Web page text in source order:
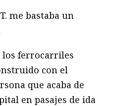
me bastaba un
ferrocarriles
con el
que acaba de
en pasajes de ida